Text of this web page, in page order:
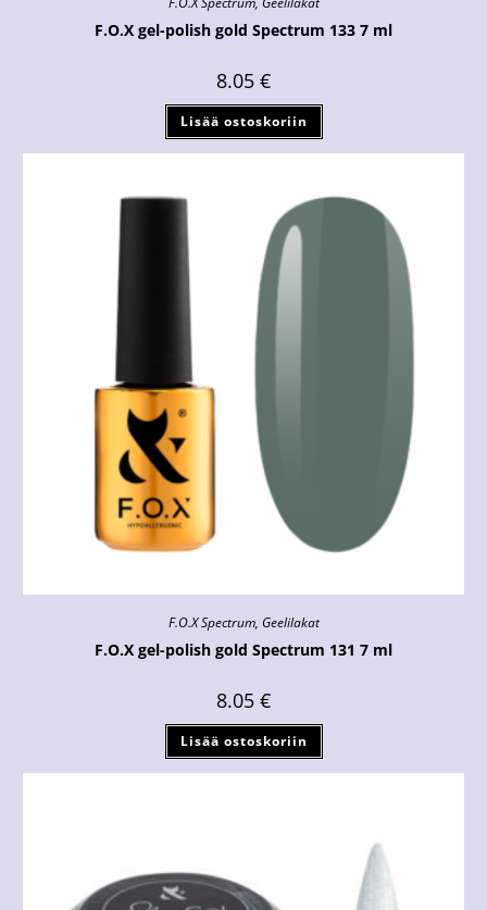
F.O.X gel-polish gold Spectrum 133 7 ml
8.05 €
Lisää ostoskoriin
F.O.X Spectrum, Geelilakat
F.O.X gel-polish gold Spectrum 131 7 ml
8.05 €
Lisää ostoskoriin